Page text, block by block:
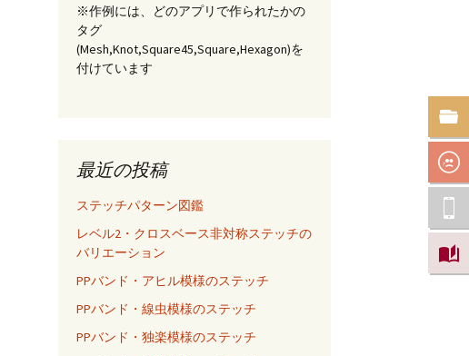
※作例には、どのアプリで作られたかの
タグ
(Mesh,Knot,Square45,Square,Hexagon)を
付けています
最近の投稿
ステッチパターン図鑑
レベル2・クロスベース非対称ステッチの
バリエーション
PPバンド・アヒル模様のステッチ
PPバンド・線虫模様のステッチ
PPバンド・独楽模様のステッチ